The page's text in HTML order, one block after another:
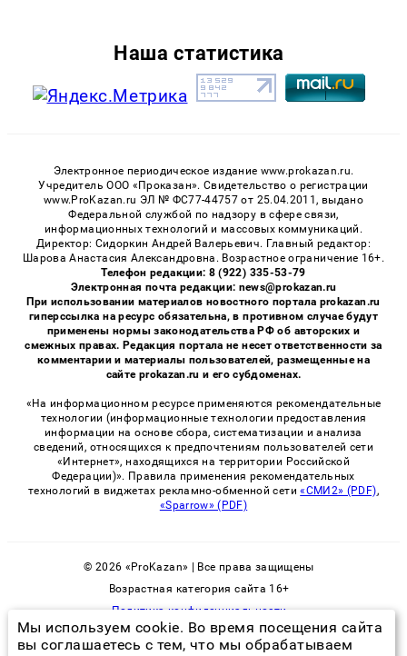
Наша статистика
Электронное периодическое издание www.prokazan.ru.
Учредитель ООО «Проказан». Cвидетельство о регистрации
www.ProKazan.ru ЭЛ № ФС77-44757 от 25.04.2011, выдано
Федеральной службой по надзору в сфере связи,
информационных технологий и массовых коммуникаций.
Директор: Сидоркин Андрей Валерьевич. Главный редактор:
Шарова Анастасия Александровна. Возрастное ограничение 16+.
Телефон редакции: 8 (922) 335-53-79
Электронная почта редакции: news@prokazan.ru
При использовании материалов новостного портала prokazan.ru
гиперссылка на ресурс обязательна, в противном случае будут
применены нормы законодательства РФ об авторских и
смежных правах. Редакция портала не несет ответственности за
комментарии и материалы пользователей, размещенные на
сайте prokazan.ru и его субдоменах.
«На информационном ресурсе применяются рекомендательные
технологии (информационные технологии предоставления
информации на основе сбора, систематизации и анализа
сведений, относящихся к предпочтениям пользователей сети
«Интернет», находящихся на территории Российской
Федерации)». Правила применения рекомендательных
технологий в виджетах рекламно-обменной сети«СМИ2» (PDF),
«Sparrow» (PDF)
© 2026 «ProKazan» | Все права защищены
Возрастная категория сайта 16+
Политика конфиденциальности
Мы используем cookie. Во время посещения сайта
вы соглашаетесь с тем, что мы обрабатываем